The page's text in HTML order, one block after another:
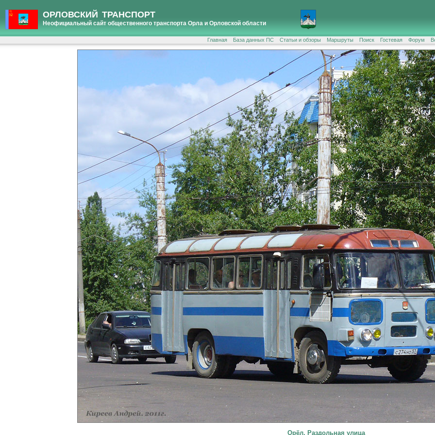
ОРЛОВСКИЙ ТРАНСПОРТ
Неофициальный сайт общественного транспорта Орла и Орловской области
Главная База данных ПС Статьи и обзоры Маршруты Поиск Гостевая Форум
Орёл, Раздольная улица